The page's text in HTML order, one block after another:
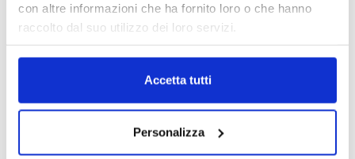
con altre informazioni che ha fornito loro o che hanno
raccolto dal suo utilizzo dei loro servizi.
Accetta tutti
Personalizza